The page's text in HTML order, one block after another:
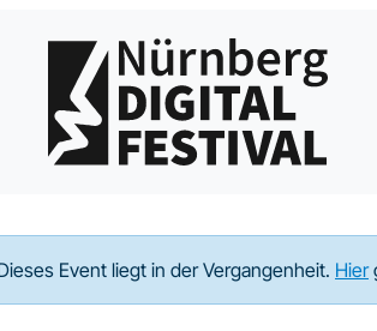
Event liegt in der Vergangenheit. Hier